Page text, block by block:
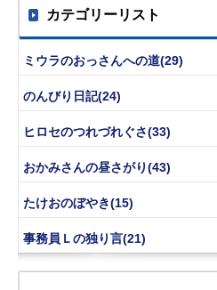
カテゴリーリスト
ミウラのおっさんへの道(29)
のんびり日記(24)
ヒロセのつれづれぐさ(33)
おかみさんの昼さがり(43)
たけおのぼやき(15)
事務員Ｌの独り言(21)